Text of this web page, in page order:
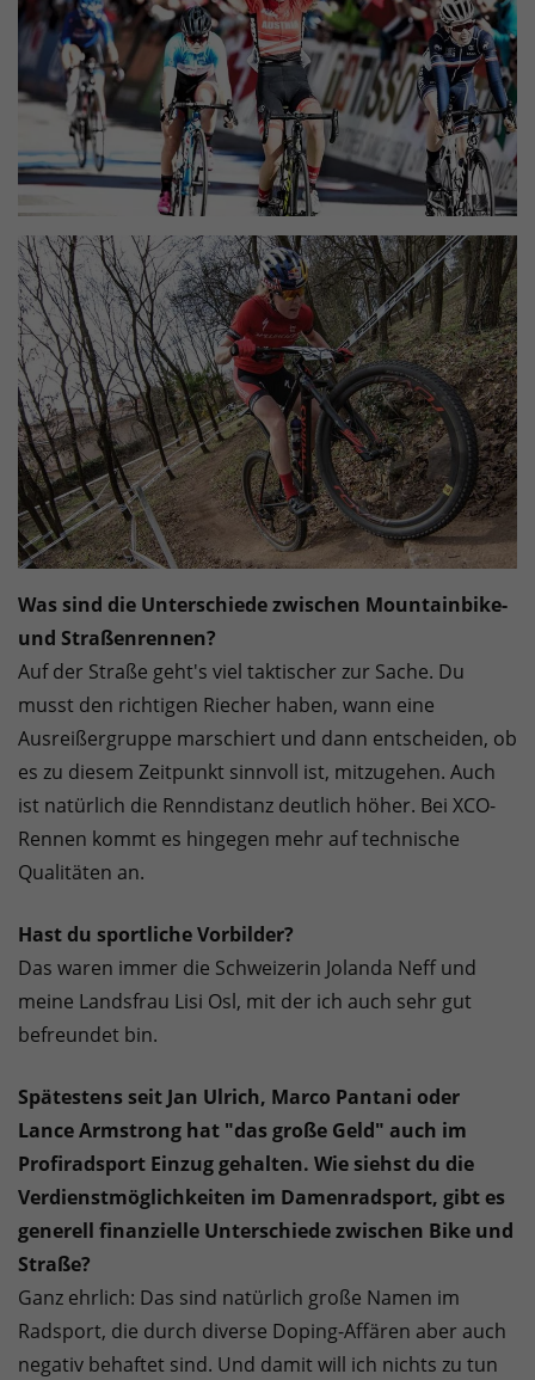
Was sind die Unterschiede zwischen Mountainbike-
und Straßenrennen?
Auf der Straße geht's viel taktischer zur Sache. Du
musst den richtigen Riecher haben, wann eine
Ausreißergruppe marschiert und dann entscheiden, ob
es zu diesem Zeitpunkt sinnvoll ist, mitzugehen. Auch
ist natürlich die Renndistanz deutlich höher. Bei XCO-
Rennen kommt es hingegen mehr auf technische
Qualitäten an.
Hast du sportliche Vorbilder?
Das waren immer die Schweizerin Jolanda Neff und
meine Landsfrau Lisi Osl, mit der ich auch sehr gut
befreundet bin.
Spätestens seit Jan Ulrich, Marco Pantani oder
Lance Armstrong hat "das große Geld" auch im
Profiradsport Einzug gehalten. Wie siehst du die
Verdienstmöglichkeiten im Damenradsport, gibt es
generell finanzielle Unterschiede zwischen Bike und
Straße?
Ganz ehrlich: Das sind natürlich große Namen im
Radsport, die durch diverse Doping-Affären aber auch
negativ behaftet sind. Und damit will ich nichts zu tun